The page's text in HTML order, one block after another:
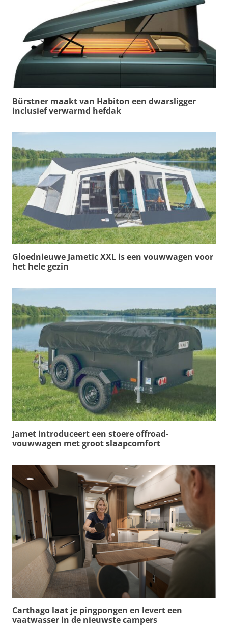
Bürstner maakt van Habiton een dwarsligger
inclusief verwarmd hefdak
Gloednieuwe Jametic XXL is een vouwwagen voor
het hele gezin
Jamet introduceert een stoere offroad-
vouwwagen met groot slaapcomfort
Carthago laat je pingpongen en levert een
vaatwasser in de nieuwste campers